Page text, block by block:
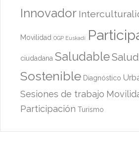
Innovador
Movilidad OGP Euskadi
ciudadana Saludable
Sostenible Diagnóstico
Sesiones de trabajo
Participación Turismo